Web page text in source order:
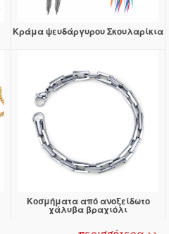
Κράμα ψευδάργυρου Σκουλαρίκια
Κοσμήματα από ανοξείδωτο
χάλυβα βραχιόλι